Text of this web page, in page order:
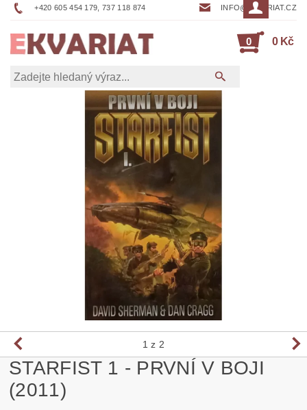
+420 605 454 179, 737 118 874 INFO@EKVARIAT.CZ
0 0 Kč
1 z 2
STARFIST 1 - PRVNÍ V BOJI
(2011)